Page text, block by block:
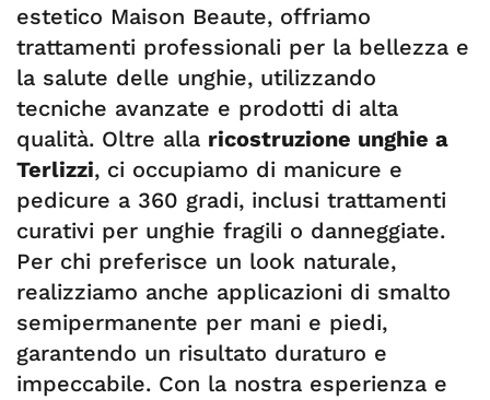
estetico Maison Beaute, offriamo
trattamenti professionali per la bellezza e
la salute delle unghie, utilizzando
tecniche avanzate e prodotti di alta
qualità. Oltre alla ricostruzione unghie a
Terlizzi, ci occupiamo di manicure e
pedicure a 360 gradi, inclusi trattamenti
curativi per unghie fragili o danneggiate.
Per chi preferisce un look naturale,
realizziamo anche applicazioni di smalto
semipermanente per mani e piedi,
garantendo un risultato duraturo e
impeccabile. Con la nostra esperienza e